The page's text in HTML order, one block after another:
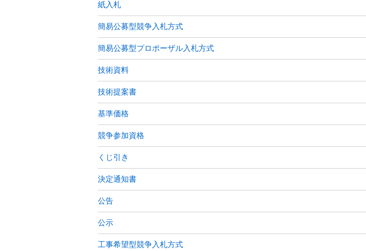
紙入札
簡易公募型競争入札方式
簡易公募型プロポーザル入札方式
技術資料
技術提案書
基準価格
競争参加資格
くじ引き
決定通知書
公告
公示
工事希望型競争入札方式